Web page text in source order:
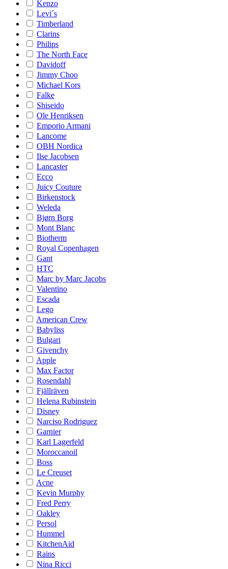
Kenzo
Levi´s
Timberland
Clarins
Philips
The North Face
Davidoff
Jimmy Choo
Michael Kors
Falke
Shiseido
Ole Henriksen
Emporio Armani
Lancome
OBH Nordica
Ilse Jacobsen
Lancaster
Ecco
Juicy Couture
Birkenstock
Weleda
Bjørn Borg
Mont Blanc
Biotherm
Royal Copenhagen
Gant
HTC
Marc by Marc Jacobs
Valentino
Escada
Lego
American Crew
Babyliss
Bulgari
Givenchy
Apple
Max Factor
Rosendahl
Fjällräven
Helena Rubinstein
Disney
Narciso Rodriguez
Garnier
Karl Lagerfeld
Moroccanoil
Boss
Le Creuset
Acne
Kevin Murphy
Fred Perry
Oakley
Persol
Hummel
KitchenAid
Rains
Nina Ricci